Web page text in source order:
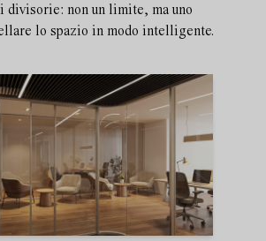
divisorie: non un limite, ma uno
lo spazio in modo intelligente.